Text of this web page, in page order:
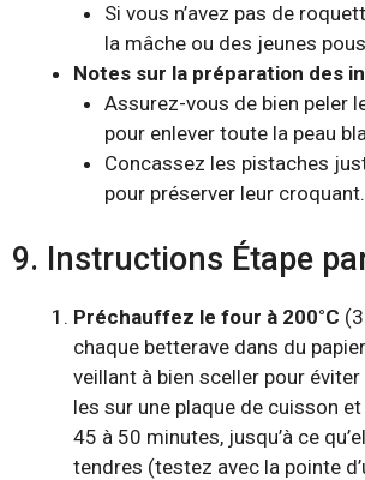
Si vous n’avez pas de
la mâche ou des jeunes
Notes sur la préparation des
Assurez-vous de bien peler
pour enlever toute la peau
Concassez les pistaches
pour préserver leur croquant.
9. Instructions Étape
Préchauffez le four à 200°C
chaque betterave dans du
veillant à bien sceller pour
les sur une plaque de cuisson
45 à 50 minutes, jusqu’à ce
tendres (testez avec la pointe